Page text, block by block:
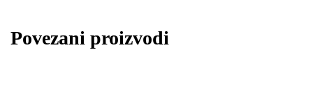
Povezani proizvodi